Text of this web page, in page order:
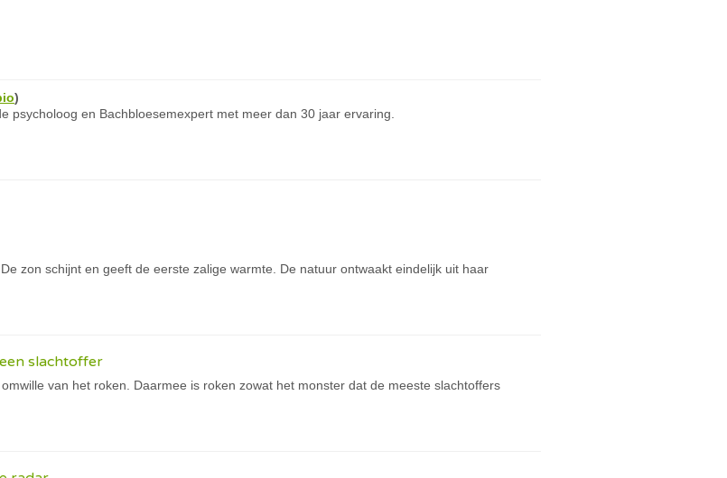
)
psycholoog en Bachbloesemexpert met meer dan 30 jaar ervaring.
zon schijnt en geeft de eerste zalige warmte. De natuur ontwaakt eindelijk uit haar
slachtoffer
van het roken. Daarmee is roken zowat het monster dat de meeste slachtoffers